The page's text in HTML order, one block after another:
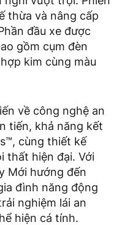
thừa và nâng cấp
đầu xe được
gồm cụm đèn
kim cùng màu
về công nghệ an
tiến, khả năng kết
cùng thiết kế
thất hiện đại. Với
Mới hướng đến
đình năng động
nghiệm lái an
hiện cá tính.